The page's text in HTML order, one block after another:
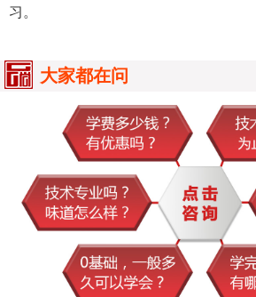
习。
大家都在问